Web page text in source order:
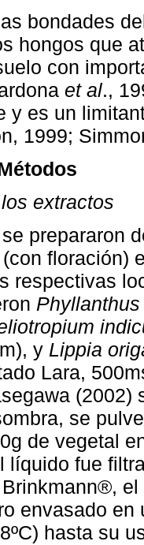
bondades
hongos que
con
et al.,
y es un
1999;
extractos
prepararon
floración)
respectivas
y Lippia
Lara,
se
de vegetal
líquido fue
envasado
hasta su